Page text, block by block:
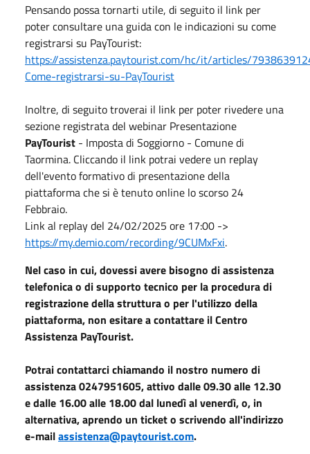
Pensando possa tornarti utile, di seguito il link per
poter consultare una guida con le indicazioni su come
registrarsi su PayTourist:
https://assistenza.paytourist.com/hc/it/articles/
Come-registrarsi-su-PayTourist
Inoltre, di seguito troverai il link per poter rivedere una
sezione registrata del webinar Presentazione
PayTourist - Imposta di Soggiorno - Comune di
Taormina. Cliccando il link potrai vedere un replay
dell'evento formativo di presentazione della
piattaforma che si è tenuto online lo scorso 24
Febbraio.
Link al replay del 24/02/2025 ore 17:00 ->
https://my.demio.com/recording/9CUMxFxi.
Nel caso in cui, dovessi avere bisogno di assistenza
telefonica o di supporto tecnico per la procedura di
registrazione della struttura o per l'utilizzo della
piattaforma, non esitare a contattare il Centro
Assistenza PayTourist.
Potrai contattarci chiamando il nostro numero di
assistenza 0247951605, attivo dalle 09.30 alle 12.30
e dalle 16.00 alle 18.00 dal lunedì al venerdì, o, in
alternativa, aprendo un ticket o scrivendo all'indirizzo
e-mailassistenza@paytourist.com.